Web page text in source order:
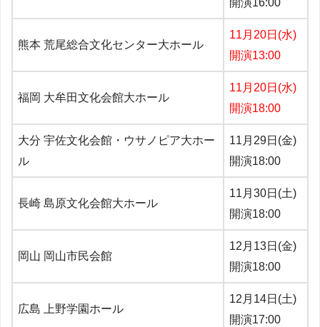
開演16:00
熊本 荒尾総合文化センター大ホール
11月20日(水)
開演13:00
福岡 大牟田文化会館大ホール
11月20日(水)
開演18:00
大分 宇佐文化会館・ウサノピア大ホー
ル
11月29日(金)
開演18:00
長崎 島原文化会館大ホール
11月30日(土)
開演18:00
岡山 岡山市民会館
12月13日(金)
開演18:00
広島 上野学園ホール
12月14日(土)
開演17:00